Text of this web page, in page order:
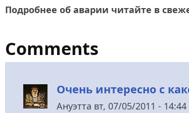
Подробнее об аварии читайте в
Comments
Очень интересно с
Ануэтта вт, 07/05/2011 - 14:44